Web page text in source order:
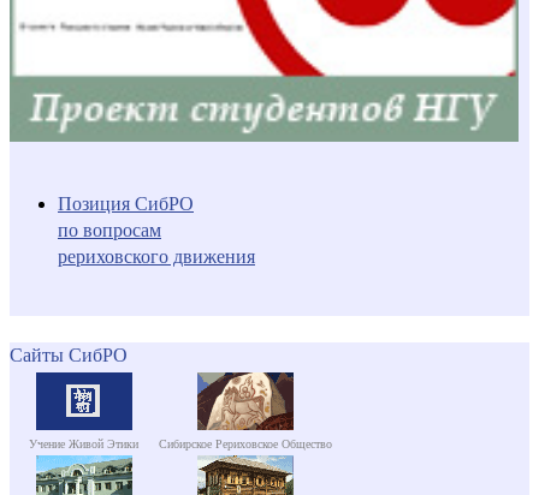
Позиция СибРО
по вопросам
рериховского движения
Сайты СибРО
Учение Живой Этики Сибирское Рериховское Общество